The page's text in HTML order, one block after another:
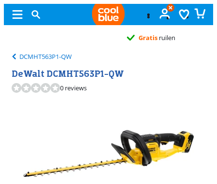
ruilen
DCMHT563P1-QW
DeWalt DCMHT563P1-QW
0 reviews